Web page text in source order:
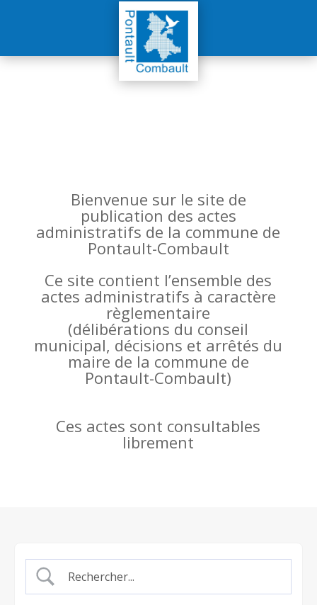
Bienvenue sur le site de
publication des actes
administratifs de la commune de
Pontault-Combault
Ce site contient l’ensemble des
actes administratifs à caractère
règlementaire
(délibérations du conseil
municipal, décisions et arrêtés du
maire de la commune de
Pontault-Combault)
Ces actes sont consultables
librement